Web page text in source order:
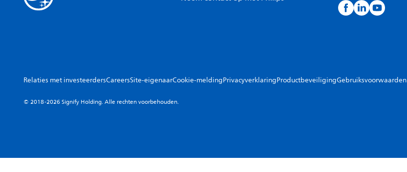
Relaties met investeerdersCareersSite-eigenaarCookie-meldingPrivacyverklaringProductbeveiligingGebruiksvoorwaarden
© 2018-2026 Signify Holding. Alle rechten voorbehouden.